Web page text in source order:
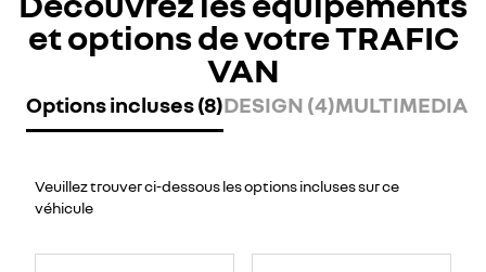
et options de votre TRAFIC
VAN
Options incluses (8)DESIGN (4)MULTIMEDIA
Veuillez trouver ci-dessous les options incluses sur ce
véhicule